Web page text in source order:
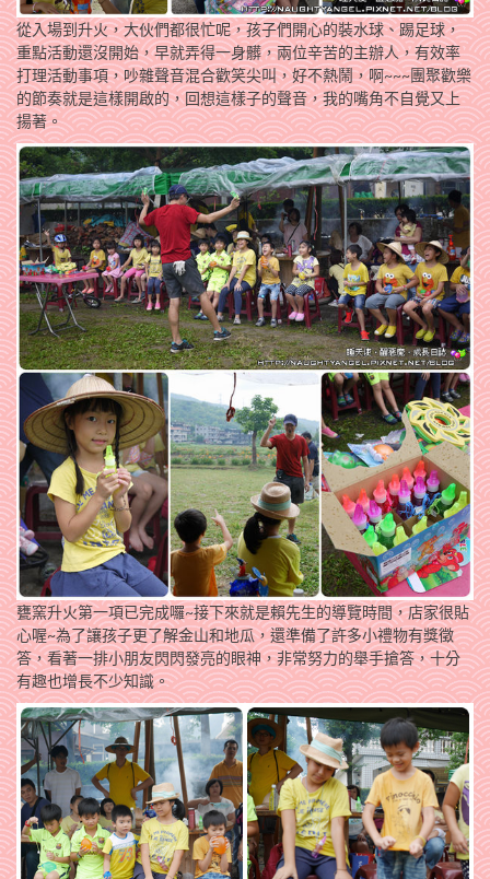
從入場到升火，大伙們都很忙呢，孩子們開心的裝水球、踢足球，
重點活動還沒開始，早就弄得一身髒，兩位辛苦的主辦人，有效率
打理活動事項，吵雜聲音混合歡笑尖叫，好不熱鬧，啊~~~團聚歡樂
的節奏就是這樣開啟的，回想這樣子的聲音，我的嘴角不自覺又上
揚著。
甕窯升火第一項已完成囉~接下來就是賴先生的導覽時間，店家很貼
心喔~為了讓孩子更了解金山和地瓜，還準備了許多小禮物有獎徵
答，看著一排小朋友閃閃發亮的眼神，非常努力的舉手搶答，十分
有趣也增長不少知識。